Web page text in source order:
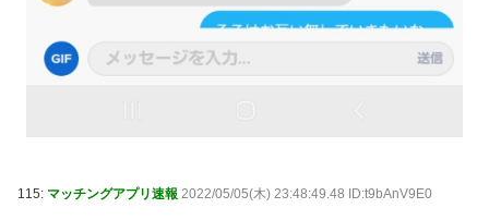
115: マッチングアプリ速報 2022/05/05(木) 23:48:49.48 ID:t9bAnV9E0